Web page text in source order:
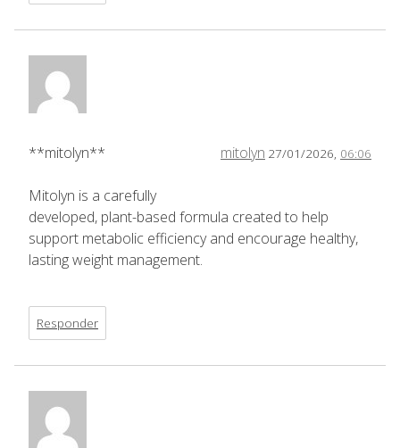
mitolyn 27/01/2026, 06:06
**mitolyn**
Mitolyn is a carefully
developed, plant-based formula created to help
support metabolic efficiency and encourage healthy,
lasting weight management.
Responder